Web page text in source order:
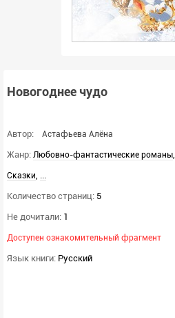
Новогоднее чудо
Автор: Астафьева Алёна
Жанр: Любовно-фантастические романы,
Сказки, ...
Количество страниц: 5
Не дочитали: 1
Доступен ознакомительный фрагмент
Язык книги: Русский